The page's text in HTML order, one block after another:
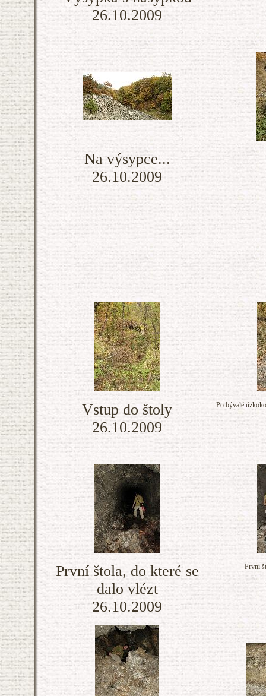
26.10.2009
Na výsypce...
26.10.2009
Vstup do štoly
26.10.2009
Po bývalé
První štola, do které se
dalo vlézt
26.10.2009
První